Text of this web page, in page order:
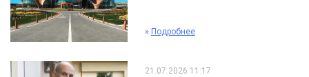
» Подробнее
21.07.2026 11:17